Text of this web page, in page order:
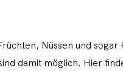
Nüssen und
damit möglich. Hier